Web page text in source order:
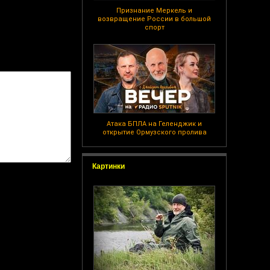
Признание Меркель и
возвращение России в большой
спорт
Атака БПЛА на Геленджик и
открытие Ормузского пролива
Картинки